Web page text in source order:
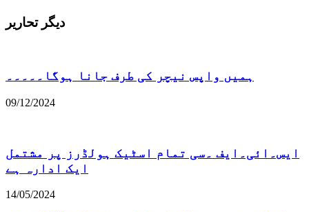
دیگر تحاریر
ہمیں واپس نیچر کی طرف جانا ہوگا۔۔۔۔۔
09/12/2024
ایس۔ائی۔ایف ۔سی تمام اسٹیک ہولڈرز پر مشتمل
ایک ادارہ ہے
14/05/2024